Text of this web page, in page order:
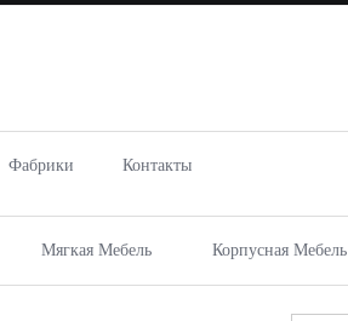
Фабрики Контакты
Мягкая Мебель Корпусная Мебель